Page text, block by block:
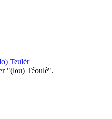
Teulèr
"(lou) Téoulè".